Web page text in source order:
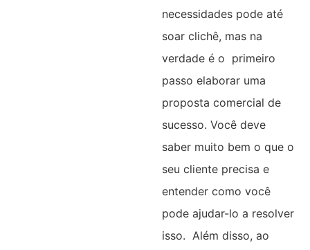
necessidades pode até
soar clichê, mas na
verdade é o primeiro
passo elaborar uma
proposta comercial de
sucesso. Você deve
saber muito bem o que o
seu cliente precisa e
entender como você
pode ajudar-lo a resolver
isso. Além disso, ao